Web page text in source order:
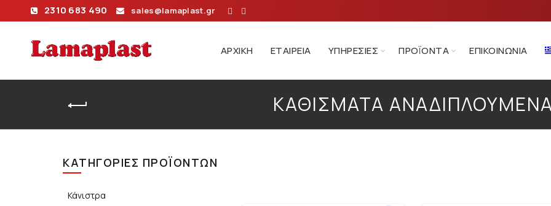
2310 683 490 sales@lamaplast.gr
ΑΡΧΙΚΉ ΕΤΑΙΡΕΊΑ ΥΠΗΡΕΣΊΕΣ ΠΡΟΪΌΝΤΑ ΕΠΙΚΟΙΝΩΝΊΑ
ΚΑΘΊΣΜΑΤΑ
ΚΑΤΗΓΟΡΊΕΣ ΠΡΟΪΌΝΤΩΝ
Κάνιστρα